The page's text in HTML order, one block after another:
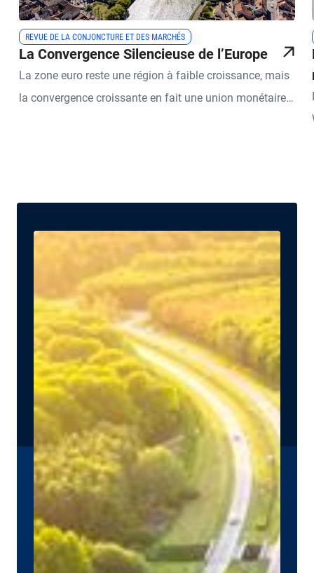
REVUE DE LA CONJONCTURE ET DES MARCHÉS
La Convergence Silencieuse de l’Europe
La zone euro reste une région à faible croissance, mais
la convergence croissante en fait une union monétaire